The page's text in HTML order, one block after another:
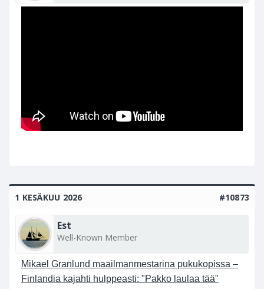
1 KESÄKUU 2026 #10873
Est
Well-Known Member
Mikael Granlund maailmanmestarina pukukopissa –
Finlandia kajahti hulppeasti: "Pakko laulaa tää"